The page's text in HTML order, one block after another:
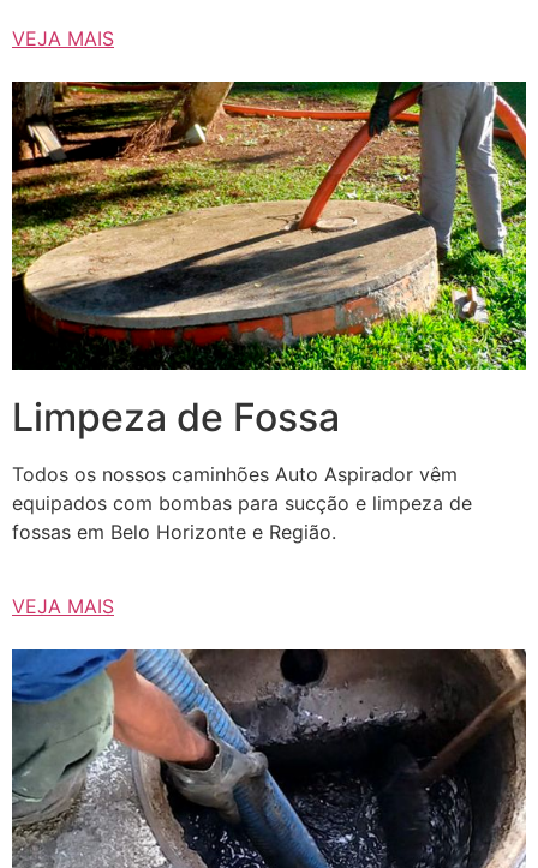
VEJA MAIS
Limpeza de Fossa
Todos os nossos caminhões Auto Aspirador vêm
equipados com bombas para sucção e limpeza de
fossas em Belo Horizonte e Região.
VEJA MAIS